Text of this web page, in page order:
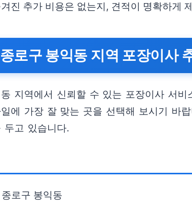
진 추가 비용은 없는지, 견적이 명확하게
로구 봉익동 지역 포장이사
지역에서 신뢰할 수 있는 포장이사 서
에 가장 잘 맞는 곳을 선택해 보시기 바
두고 있습니다.
로구 봉익동